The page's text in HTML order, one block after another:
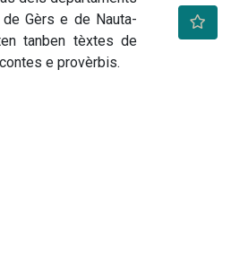
de Gèrs e de Nauta-
tanben tèxtes de
e provèrbis.